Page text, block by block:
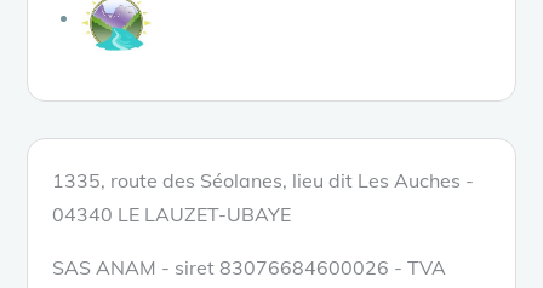
1335, route des Séolanes, lieu dit Les Auches -
04340 LE LAUZET-UBAYE
SAS ANAM - siret 83076684600026 - TVA